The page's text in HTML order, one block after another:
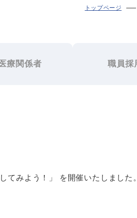
トップページ
医療関係者 職員採
てみよう！」 を開催いたしました。